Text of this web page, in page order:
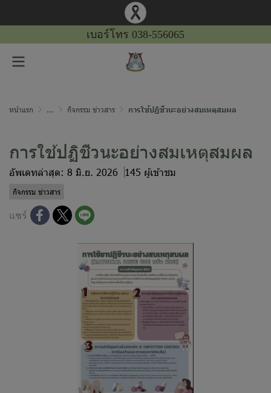
เบอร์โทร 038-556065
หน้าแรก ... กิจกรรม ข่าวสาร การใช้ปฏิชีวนะอย่างสมเหตุสมผล
การใช้ปฏิชีวนะอย่างสมเหตุสมผล
อัพเดทล่าสุด: 8 มิ.ย. 2026 145 ผู้เข้าชม
กิจกรรม ข่าวสาร
แชร์